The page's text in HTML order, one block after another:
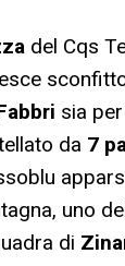
del Cqs
sia
da 7
uno
di